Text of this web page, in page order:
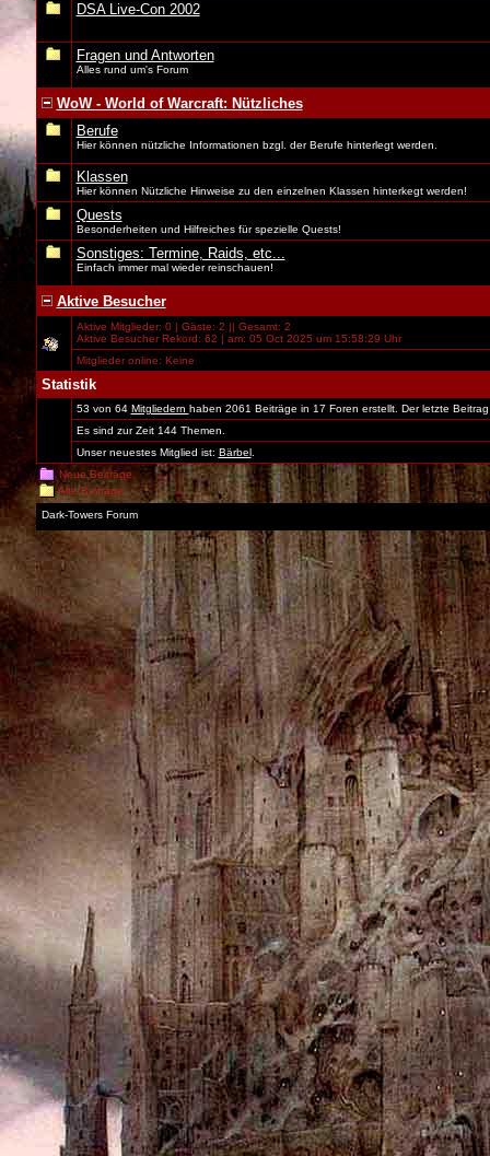
DSA Live-Con 2002
Fragen und Antworten
Alles rund um's Forum
WoW - World of Warcraft: Nützliches
Berufe
Hier können nützliche Informationen bzgl. der Berufe hinterlegt werden.
Klassen
Hier können Nützliche Hinweise zu den einzelnen Klassen hinterkegt werden!
Quests
Besonderheiten und Hilfreiches für spezielle Quests!
Sonstiges: Termine, Raids, etc...
Einfach immer mal wieder reinschauen!
Aktive Besucher
Aktive Mitglieder: 0 | Gäste: 2 || Gesamt: 2
Aktive Besucher Rekord: 62 | am: 05 Oct 2025 um 15:58:29 Uhr
Mitglieder online: Keine
Statistik
53 von 64 Mitgliedern haben 2061 Beiträge in 17 Foren erstellt. Der letzte
Es sind zur Zeit 144 Themen.
Unser neuestes Mitglied ist: Bärbel.
Neue Beiträge.
Alte Beiträge.
Dark-Towers Forum